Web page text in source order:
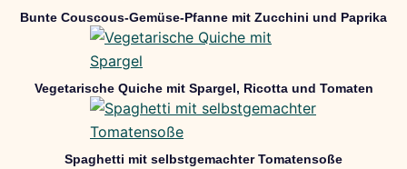
Bunte Couscous-Gemüse-Pfanne mit Zucchini und Paprika
Vegetarische Quiche mit Spargel, Ricotta und Tomaten
Spaghetti mit selbstgemachter Tomatensoße